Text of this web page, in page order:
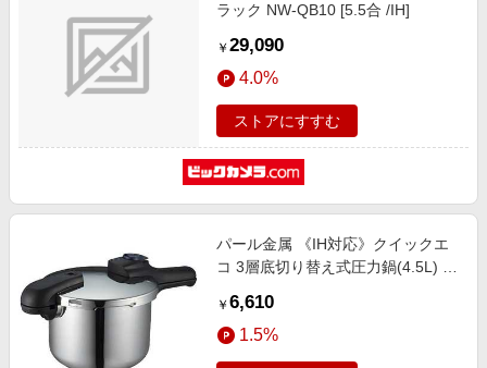
ラック NW-QB10 [5.5合 /IH]
￥ 29,090
4.0%
ストアにすすむ
パール金属 《IH対応》クイックエ
コ 3層底切り替え式圧力鍋(4.5L) H-
￥ 6,610
1.5%